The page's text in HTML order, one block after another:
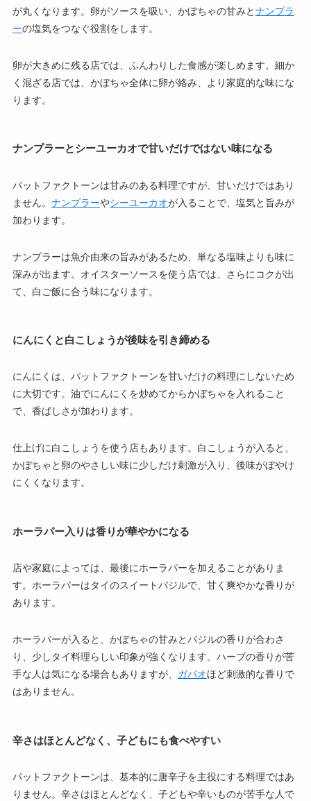
が丸くなります。卵がソースを吸い、かぼちゃの甘みとナンプラ
ーの塩気をつなぐ役割をします。
卵が大きめに残る店では、ふんわりした食感が楽しめます。細か
く混ざる店では、かぼちゃ全体に卵が絡み、より家庭的な味にな
ります。
ナンプラーとシーユーカオで甘いだけではない味になる
パットファクトーンは甘みのある料理ですが、甘いだけではあり
ません。 ナンプラーやシーユーカオが入ることで、塩気と旨みが
加わります。
ナンプラーは魚介由来の旨みがあるため、単なる塩味よりも味に
深みが出ます。オイスターソースを使う店では、さらにコクが出
て、白ご飯に合う味になります。
にんにくと白こしょうが後味を引き締める
にんにくは、パットファクトーンを甘いだけの料理にしないため
に大切です。油でにんにくを炒めてからかぼちゃを入れること
で、香ばしさが加わります。
仕上げに白こしょうを使う店もあります。白こしょうが入ると、
かぼちゃと卵のやさしい味に少しだけ刺激が入り、後味がぼやけ
にくくなります。
ホーラパー入りは香りが華やかになる
店や家庭によっては、最後にホーラパーを加えることがありま
す。ホーラパーはタイのスイートバジルで、甘く爽やかな香りが
あります。
ホーラパーが入ると、かぼちゃの甘みとバジルの香りが合わさ
り、少しタイ料理らしい印象が強くなります。ハーブの香りが苦
手な人は気になる場合もありますが、 ガパオほど刺激的な香りで
はありません。
辛さはほとんどなく、子どもにも食べやすい
パットファクトーンは、基本的に唐辛子を主役にする料理ではあ
りません。辛さはほとんどなく、子どもや辛いものが苦手な人で